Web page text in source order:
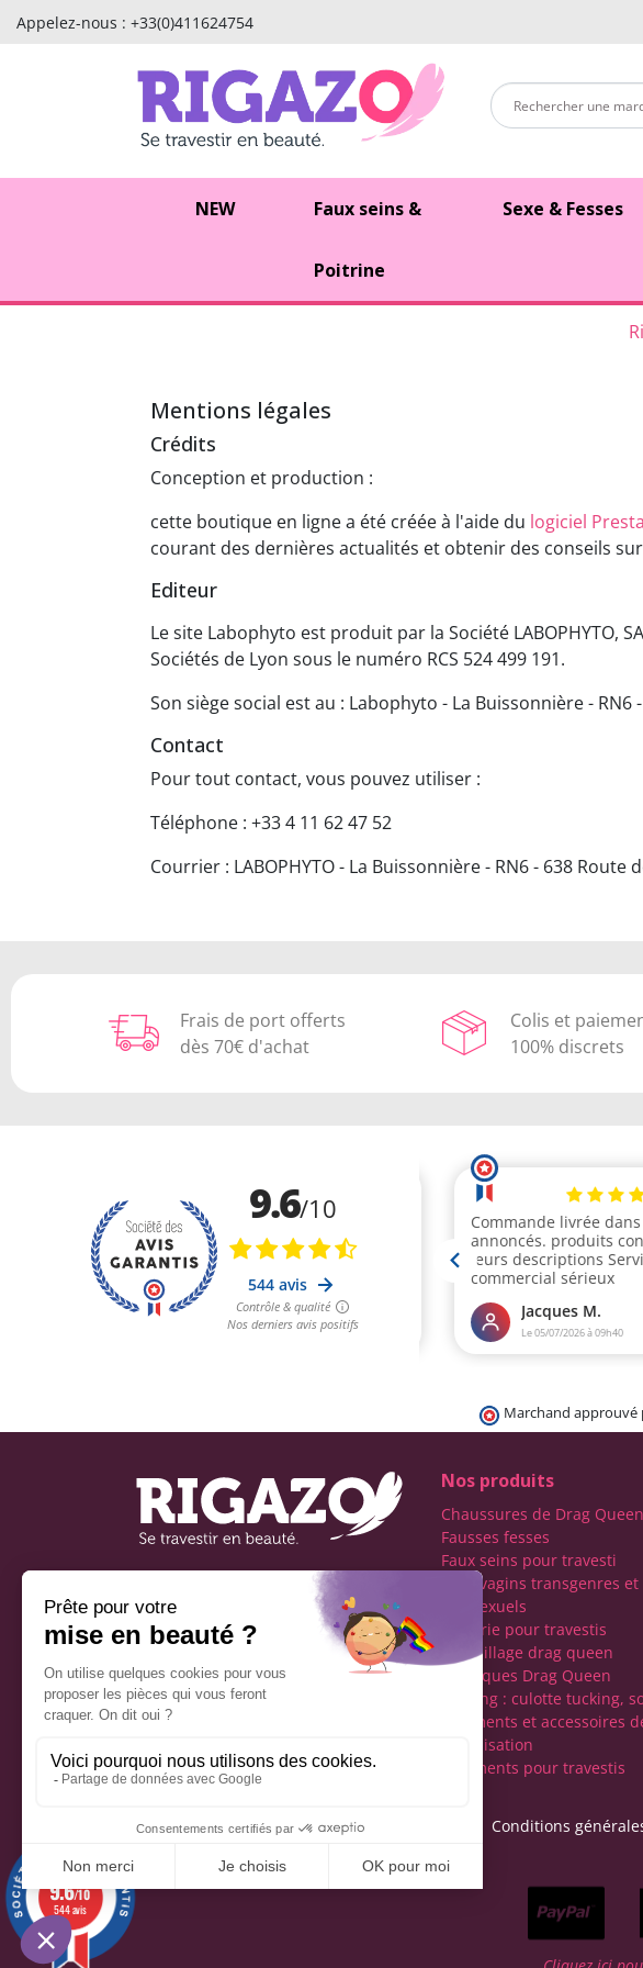
Appelez-nous : +33(0)411624754
NEW Faux seins &
Poitrine
Sexe & Fesses
Mentions légales
Crédits
Conception et production :
cette boutique en ligne a été créée à l'aide du logiciel
courant des dernières actualités et obtenir des conseils
Editeur
Le site Labophyto est produit par la Société LABOPHYTO,
Sociétés de Lyon sous le numéro RCS 524 499 191.
Son siège social est au : Labophyto - La Buissonnière - RN6
Contact
Pour tout contact, vous pouvez utiliser :
Téléphone : +33 4 11 62 47 52
Courrier : LABOPHYTO - La Buissonnière - RN6 - 638 Route
Frais de port offerts
dès 70€ d'achat
Colis et
100% discrets
Marchand approuvé
française spécialisée dans
le travestissement de
Réseaux sociaux
Nos produits
Chaussures de Drag Queen
Fausses fesses
Faux seins pour travesti
Faux vagins transgenres et
transexuels
Lingerie pour travestis
Maquillage drag queen
Perruques Drag Queen
Tucking : culotte tucking,
vêtements et accessoires
féminisation
Vêtements pour travestis
Mentions légales Conditions
9.6/10
544 avis